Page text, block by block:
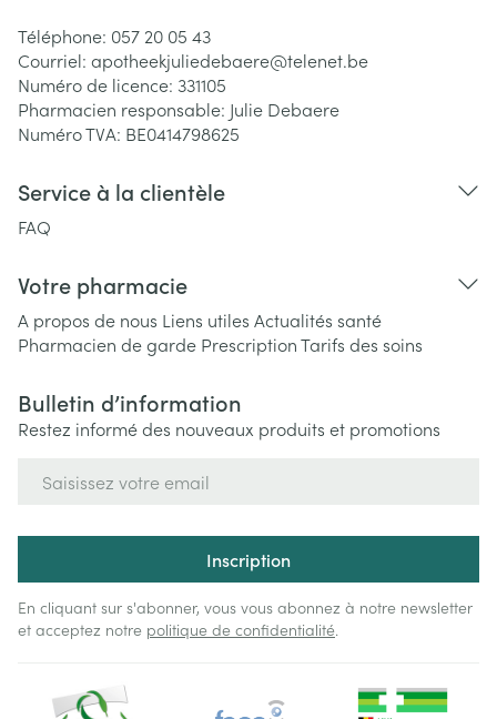
Téléphone: 057 20 05 43
Courriel: apotheekjuliedebaere@telenet.be
Numéro de licence: 331105
Pharmacien responsable: Julie Debaere
Numéro TVA: BE0414798625
Service à la clientèle
FAQ
Votre pharmacie
A propos de nous Liens utiles Actualités santé
Pharmacien de garde PrescriptionTarifs des soins
Bulletin d’information
Restez informé des nouveaux produits et promotions
Inscription
En cliquant sur s'abonner, vous vous abonnez à notre newsletter
et acceptez notre politique de confidentialité.